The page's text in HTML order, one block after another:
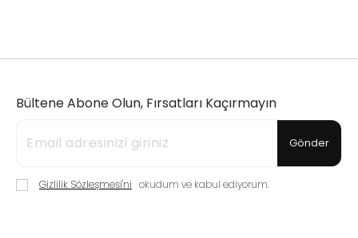
Bültene Abone Olun, Fırsatları Kaçırmayın
Gönder
Gizlilik Sözleşmesi'ni okudum ve kabul ediyorum.